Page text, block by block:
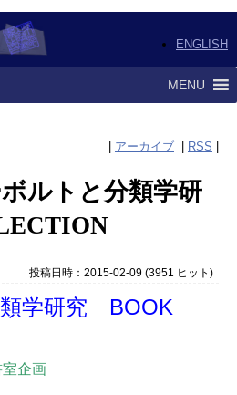
ENGLISH
MENU
アーカイブ RSS
ボルトと分類学研
投稿日時：2015-02-09(3951 ヒット )
学研究 BOOK
企画